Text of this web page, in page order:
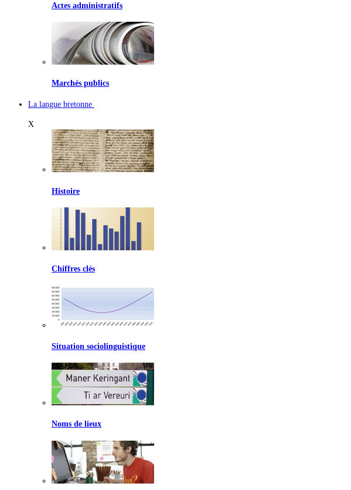
Actes administratifs
Marchés publics
La langue bretonne
X
Histoire
Chiffres clés
Situation sociolinguistique
Noms de lieux